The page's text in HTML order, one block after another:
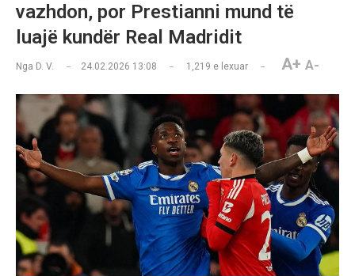
vazhdon, por Prestianni mund të
luajë kundër Real Madridit
Nga D. V. 24.02.2026 13:08 1,219 e lexuar A+ A-